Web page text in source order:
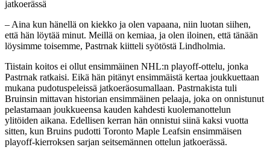
jatkoerässä
– Aina kun hänellä on kiekko ja olen vapaana, niin luotan siihen,
että hän löytää minut. Meillä on kemiaa, ja olen iloinen, että tänään
löysimme toisemme, Pastrnak kiitteli syötöstä Lindholmia.
Tiistain koitos ei ollut ensimmäinen NHL:n playoff-ottelu, jonka
Pastrnak ratkaisi. Eikä hän pitänyt ensimmäistä kertaa joukkuettaan
mukana pudotuspeleissä jatkoeräosumallaan. Pastrnakista tuli
Bruinsin mittavan historian ensimmäinen pelaaja, joka on onnistunut
pelastamaan joukkueensa kauden kahdesti kuolemanottelun
ylitöiden aikana. Edellisen kerran hän onnistui siinä kaksi vuotta
sitten, kun Bruins pudotti Toronto Maple Leafsin ensimmäisen
playoff-kierroksen sarjan seitsemännen ottelun jatkoerässä.